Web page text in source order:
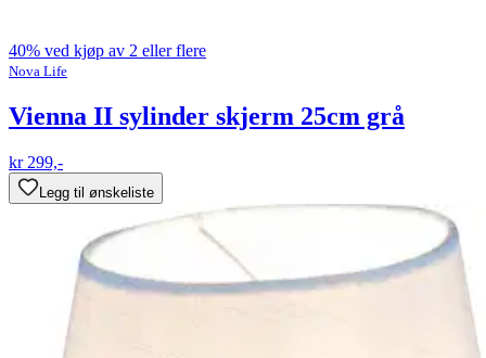
40% ved kjøp av 2 eller flere
Nova Life
Vienna II sylinder skjerm 25cm grå
kr 299,-
Legg til ønskeliste